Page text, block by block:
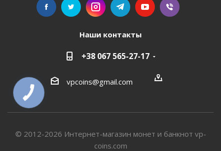
Наши контакты
+38 067 565-27-17
vpcoins@gmail.com
© 2012-2026 Интернет-магазин монет и банкнот vp-
coins.com
КНОПКА
СВЯЗИ